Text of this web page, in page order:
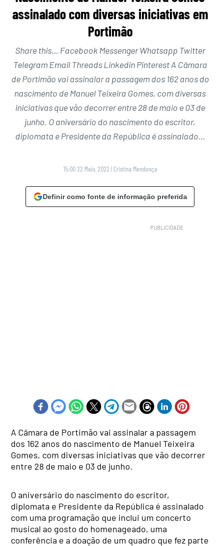
assinalado com diversas iniciativas em
Portimão
Share this… Facebook Messenger Whatsapp Twitter
Telegram Email Threads Linkedin Pinterest A Câmara
de Portimão vai assinalar a passagem dos 162 anos do
nascimento de Manuel Teixeira Gomes, com diversas
iniciativas que vão decorrer entre 28 de maio e 03 de
junho. O aniversário do nascimento do escritor,
diplomata e Presidente da República é assinalado…
15:00 22 Maio, 2022 | Cristina Mendonça
Definir como fonte de informação preferida
A Câmara de Portimão vai assinalar a passagem
dos 162 anos do nascimento de Manuel Teixeira
Gomes, com diversas iniciativas que vão decorrer
entre 28 de maio e 03 de junho.
O aniversário do nascimento do escritor,
diplomata e Presidente da República é assinalado
com uma programação que inclui um concerto
musical ao gosto do homenageado, uma
conferência e a doação de um quadro que fez parte